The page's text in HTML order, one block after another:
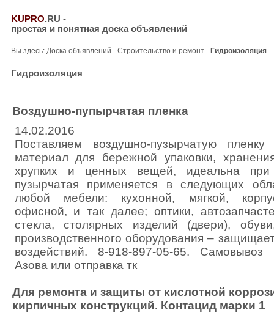
KUPRO.RU -
простая и понятная доска объявлений
Вы здесь: Доска объявлений - Строительство и ремонт - Гидроизоляция
Гидроизоляция
Воздушно-пупырчатая пленка
14.02.2016
Поставляем воздушно-пузырчатую
материал для бережной упаковки,
хрупких и ценных вещей, идеальна при
пузырчатая применяется в следующих
любой мебели: кухонной, мягкой,
офисной, и так далее; оптики,
стекла, столярных изделий (двери),
производственного оборудования –
воздействий. 8-918-897-05-65. Самовывоз
Азова или отправка тк
Для ремонта и защиты от кислотной
кирпичных конструкций. Контацид марки 1